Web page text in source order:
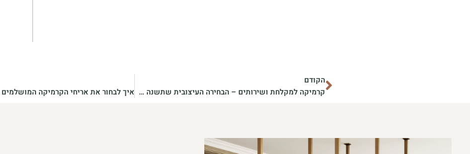
קודם
הקודם
קרמיקה למקלחת ושירותים – הבחירה העיצובית שתשנה את החלל